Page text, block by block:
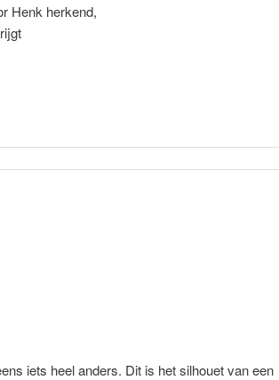
Henk herkend,
iets heel anders. Dit is het silhouet van een